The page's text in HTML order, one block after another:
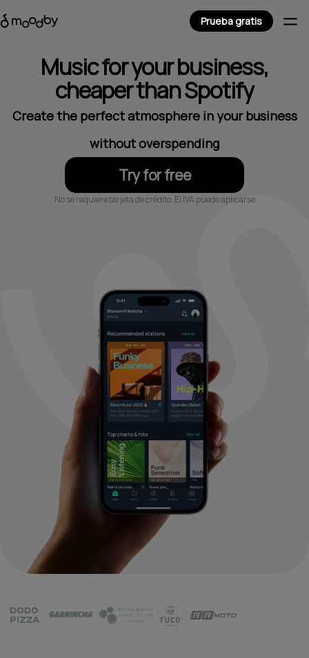
Prueba gratis
Music for your business,
cheaper than Spotify
Create the perfect atmosphere in your business
without overspending
Try for free
No se requiere tarjeta de crédito. El IVA puede aplicarse